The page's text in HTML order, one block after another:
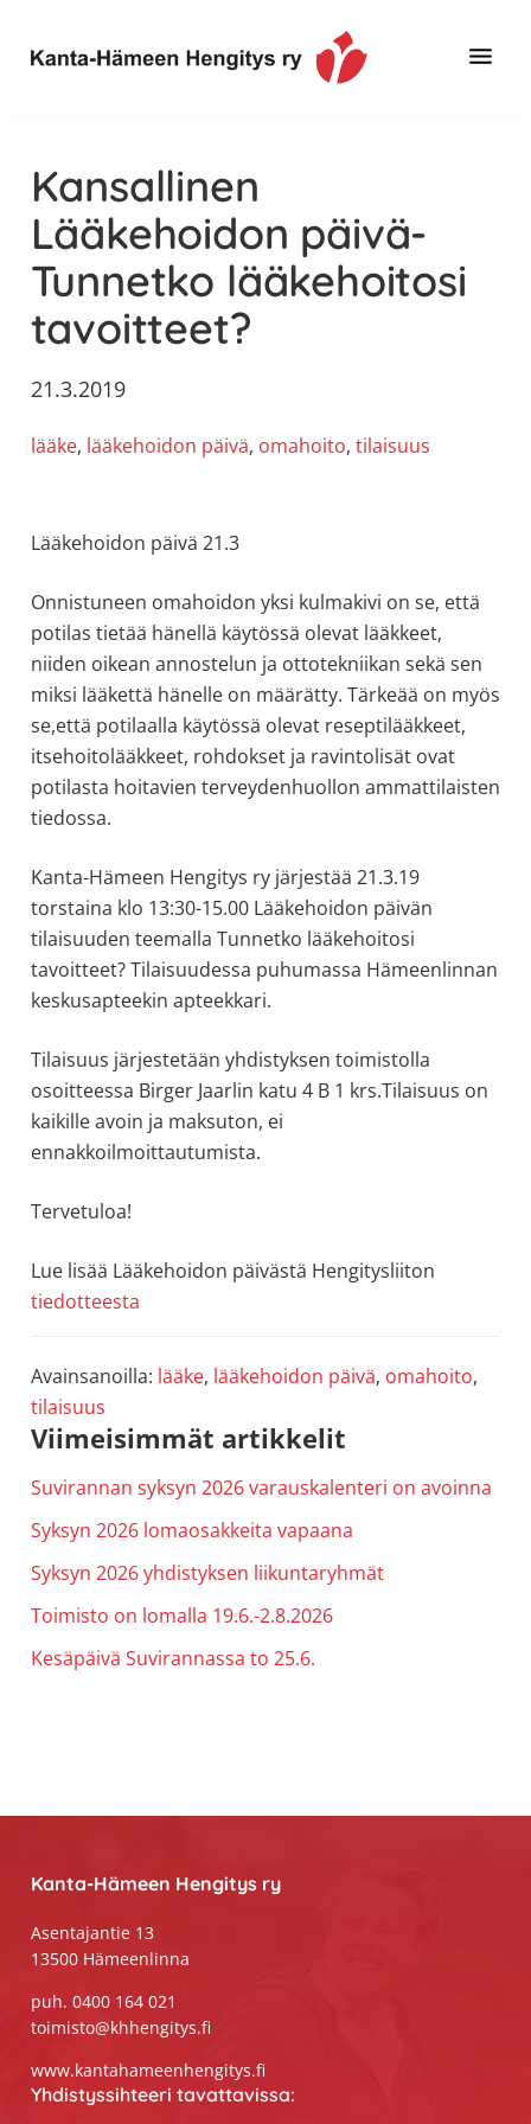
pääsisältöön
ensisijaiseen
alatunnisteeseen
Hämeen
Hengitys
ry
tietoa,
erityisesti
jos
sinua
astma,
muut
keuhkosairaudet,
huono
allergiat.
H
Hengitys
ry
Kansallinen
Lääkehoidon päivä-
Tunnetko lääkehoitosi
tavoitteet?
21.3.2019
lääke, lääkehoidon päivä, omahoito, tilaisuus
Lääkehoidon päivä 21.3
Onnistuneen omahoidon yksi kulmakivi on se, että
potilas tietää hänellä käytössä olevat lääkkeet,
niiden oikean annostelun ja ottotekniikan sekä sen
miksi lääkettä hänelle on määrätty. Tärkeää on myös
se,että potilaalla käytössä olevat reseptilääkkeet,
itsehoitolääkkeet, rohdokset ja ravintolisät ovat
potilasta hoitavien terveydenhuollon ammattilaisten
tiedossa.
Kanta-Hämeen Hengitys ry järjestää 21.3.19
torstaina klo 13:30-15.00 Lääkehoidon päivän
tilaisuuden teemalla Tunnetko lääkehoitosi
tavoitteet? Tilaisuudessa puhumassa Hämeenlinnan
keskusapteekin apteekkari.
Tilaisuus järjestetään yhdistyksen toimistolla
osoitteessa Birger Jaarlin katu 4 B 1 krs.Tilaisuus on
kaikille avoin ja maksuton, ei
ennakkoilmoittautumista.
Tervetuloa!
Lue lisää Lääkehoidon päivästä Hengitysliiton
tiedotteesta
Avainsanoilla: lääke, lääkehoidon päivä, omahoito,
tilaisuus
Ensisijainen
sivupalkki
Viimeisimmät artikkelit
Suvirannan syksyn 2026 varauskalenteri on avoinna
Syksyn 2026 lomaosakkeita vapaana
Syksyn 2026 yhdistyksen liikuntaryhmät
Toimisto on lomalla 19.6.-2.8.2026
Kesäpäivä Suvirannassa to 25.6.
Kanta-Hämeen Hengitys ry
Asentajantie 13
13500 Hämeenlinna
puh. 0400 164 021
toimisto@khhengitys.fi
www.kantahameenhengitys.fi
Yhdistyssihteeri tavattavissa: